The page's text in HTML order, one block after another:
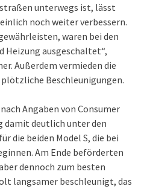
unterwegs ist, lässt
noch weiter verbessern.
waren bei den
Heizung ausgeschaltet“,
Außerdem vermieden die
Beschleunigungen.
Angaben von Consumer
damit deutlich unter den
die beiden Model S, die bei
Am Ende beförderten
dennoch zum besten
langsamer beschleunigt, das